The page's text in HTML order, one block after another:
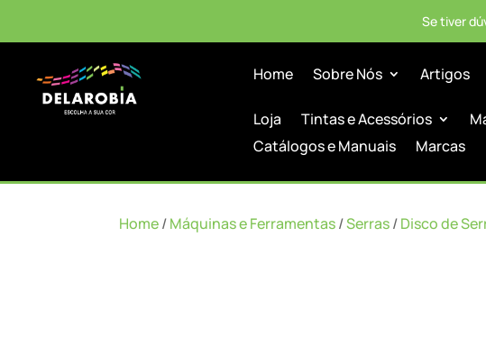
Se tiver
Home Sobre Nós Artigos
Loja Tintas e Acessórios
Catálogos e Manuais
Marcas
Home/Máquinas e Ferramentas/Serras/Disco de